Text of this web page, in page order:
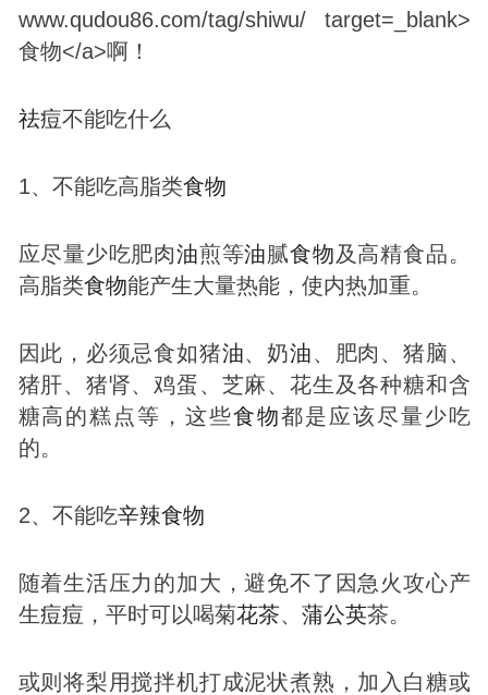
祛痘不能吃什么
1、不能吃高脂类食物
应尽量少吃肥肉油煎等油腻食物及高精食品。
高脂类食物能产生大量热能，使内热加重。
因此，必须忌食如猪油、奶油、肥肉、猪脑、
猪肝、猪肾、鸡蛋、芝麻、花生及各种糖和含
糖高的糕点等，这些食物都是应该尽量少吃
的。
2、不能吃辛辣食物
随着生活压力的加大，避免不了因急火攻心产
生痘痘 ，平时可以喝菊花茶、 蒲公英茶。
或则将梨用搅拌机打成泥状煮熟，加入白糖或